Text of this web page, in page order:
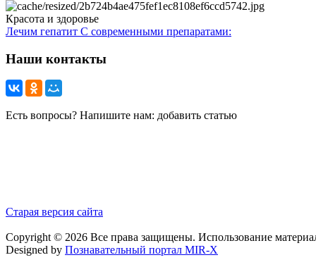
Красота и здоровье
Лечим гепатит С современными препаратами:
Наши контакты
Есть вопросы? Напишите нам: добавить статью
Старая версия сайта
Copyright © 2026 Все права защищены. Использование
Designed by Познавательный портал MIR-X